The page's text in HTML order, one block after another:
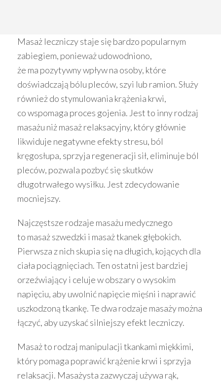
Masaż leczniczy staje się bardzo popularnym
zabiegiem, ponieważ udowodniono,
że ma pozytywny wpływ na osoby, które
doświadczają bólu pleców, szyi lub ramion. Służy
również do stymulowania krążenia krwi,
co wspomaga proces gojenia. Jest to inny rodzaj
masażu niżmasaż relaksacyjny, który głównie
likwiduje negatywne efekty stresu, ból
kręgosłupa, sprzyja regeneracji sił, eliminuje ból
pleców, pozwala pozbyć się skutków
długotrwałego wysiłku. Jest zdecydowanie
mocniejszy.
Najczęstsze rodzaje masażu medycznego
to masaż szwedzki i masaż tkanek głębokich.
Pierwsza z nich skupia się na długich, kojących dla
ciała pociągnięciach. Ten ostatni jest bardziej
orzeźwiający i celuje w obszary o wysokim
napięciu, aby uwolnić napięcie mięśni i naprawić
uszkodzoną tkankę. Te dwa rodzaje masaży można
łączyć, aby uzyskać silniejszy efekt leczniczy.
Masaż to rodzaj manipulacji tkankami miękkimi,
który pomaga poprawić krążenie krwi i sprzyja
relaksacji. Masażysta zazwyczaj używa rąk,